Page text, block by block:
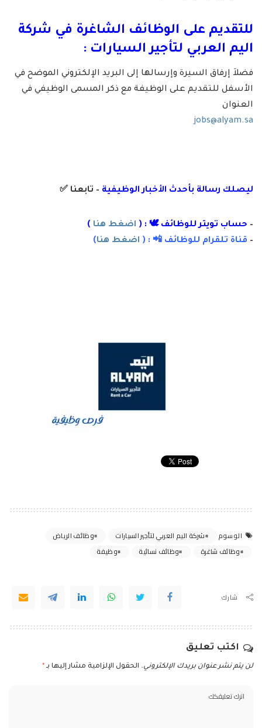
للتقديم على الوظائف الشاغرة في شركة
اليم العربي لتأجير السيارات :
فضلاَ إرفاق السيرة وإرسالها إلى البريد الإلكتروني الموضح في
الأسفل للتقديم على الوظيفة مع ذكر المسمى الوظيفي في
العنوان
jobs@alyam.sa
ليصلك رسالة بأحدث الأخبار الوظيفية – تابعنا ✅
– حساب تويتر للوظائف 🕊 : ( اضغط هنا )
– قناة تلقرام للوظائف 📲 : ( اضغط هنا)
الوسوم شركة اليم العربي لتأجير السيارات
وظائف الرياض
وظائف شاغرة
وظائف نسائية وظيفة
شارك
اكتب تعليق
لن يتم نشر عنوان بريدك الإلكتروني. الحقول الإلزامية مشار إليها بـ *